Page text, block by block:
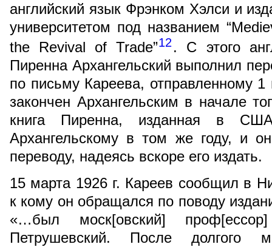
английский язык Фрэнком Хэлси и
университетом под названием
the Revival of Trade”12 . С этого
Пиренна Архангельский выполнил
по письму Кареева, отправленному
закончен Архангельским в начале
книга Пиренна, изданная в
Архангельскому в том же году, и
переводу, надеясь вскоре его издать.
15 марта 1926 г. Кареев сообщил в
к кому он обращался по поводу
«…был моск[овский]
Петрушевский. После долгого